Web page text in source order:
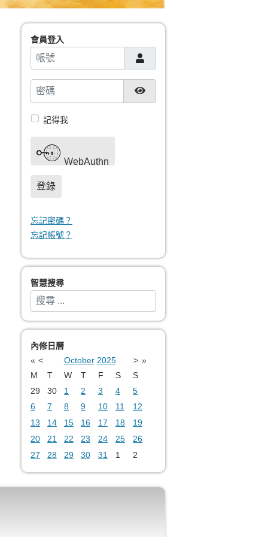
會員登入
帳號
密碼 顯示密碼
記得我
WebAuthn
登錄
忘記密碼？
忘記帳號？
智慧搜尋
搜索
Type 2 or more characters for results.
內修日曆
« < October 2025 > »
M
T W T F S
S
29
30 1 2 3 4
5
6
7 8 9 10 11
12
13
14 15 16 17 18
19
20
21 22 23 24 25
26
27
28 29 30 31 1 2